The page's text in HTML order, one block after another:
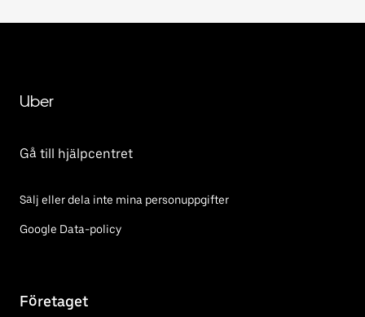
Uber
Gå till hjälpcentret
Sälj eller dela inte mina personuppgifter
Google Data-policy
Företaget